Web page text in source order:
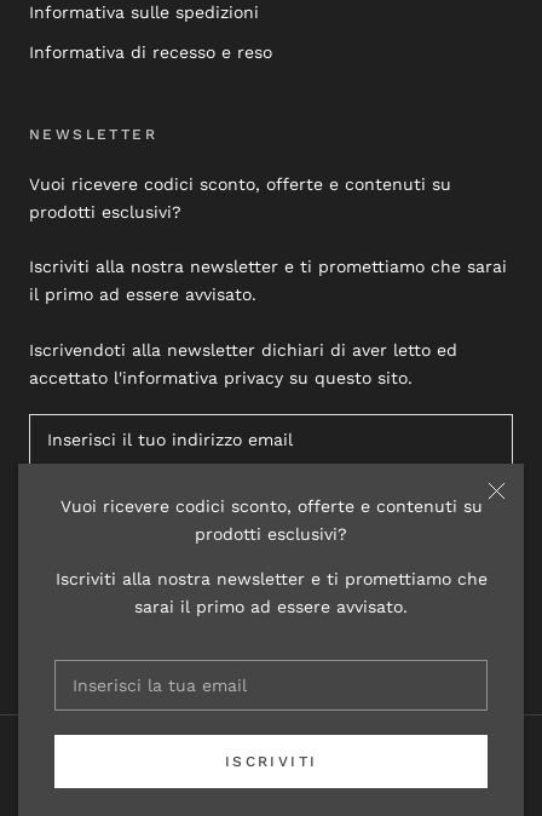
Vuoi ricevere codici sconto, offerte e contenuti su
prodotti esclusivi?
Iscriviti alla nostra newsletter e ti promettiamo che
sarai il primo ad essere avvisato.
ISCRIVITI
Informativa sulle spedizioni
Informativa di recesso e reso
NEWSLETTER
Vuoi ricevere codici sconto, offerte e contenuti su
prodotti esclusivi?
Iscriviti alla nostra newsletter e ti promettiamo che sarai
il primo ad essere avvisato.
Iscrivendoti alla newsletter dichiari di aver letto ed
accettato l'informativa privacy su questo sito.
ISCRIVITI